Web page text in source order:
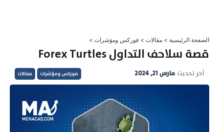
الصفحة الرئيسية > مقالات > فوركس ومؤشرات >
قصة سلاحف التداول Forex Turtles
آخر تحديث مارس 21, 2024 فوركس ومؤشرات مقالات